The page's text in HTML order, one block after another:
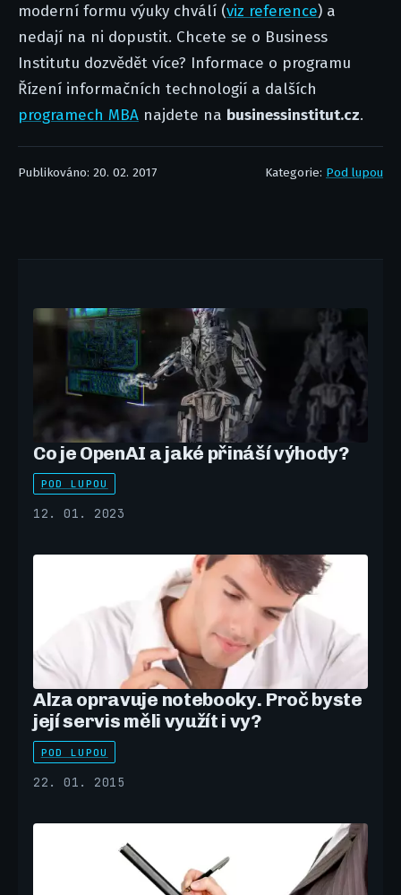
moderní formu výuky chválí (viz reference) a
nedají na ni dopustit. Chcete se o Business
Institutu dozvědět více? Informace o programu
Řízení informačních technologií a dalších
programech MBA najdete na businessinstitut.cz.
Publikováno: 20. 02. 2017 Kategorie: Pod lupou
Co je OpenAI a jaké přináší výhody?
POD LUPOU
12. 01. 2023
Alza opravuje notebooky. Proč byste
její servis měli využít i vy?
POD LUPOU
22. 01. 2015